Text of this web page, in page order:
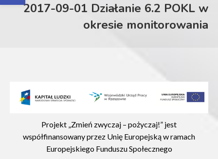
2017-09-01 Działanie 6.2 POKL w
okresie monitorowania
Projekt „Zmień zwyczaj – pożyczaj!” jest
współfinansowany przez Unię Europejską w ramach
Europejskiego Funduszu Społecznego